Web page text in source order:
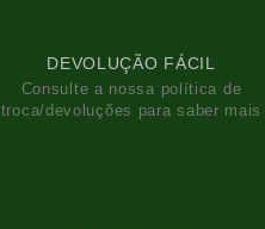
DEVOLUÇÃO FÁCIL
Consulte a nossa política de
troca/devoluções para saber mais